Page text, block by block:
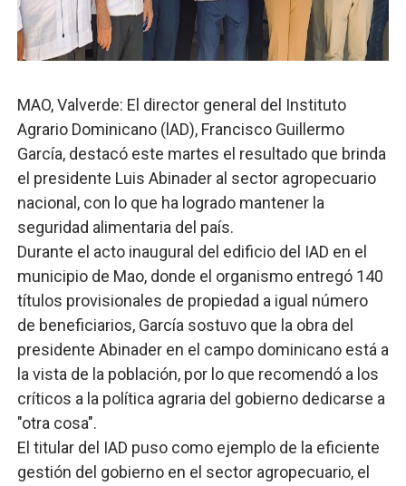
PRM escogerá este domingo su nueva cúpula
Candidato a presidente del Colegio de Notarios hace
Digecac realizará Primer Festival de Plantas 2026
Josefa Castillo: Liderazgo y Transformación Social al
Lee Ballester a los que se forman como agentes
MAO, Valverde: El director general del Instituto
Agrario Dominicano (lAD), Francisco Guillermo
García, destacó este martes el resultado que brinda
el presidente Luis Abinader al sector agropecuario
nacional, con lo que ha logrado mantener la
seguridad alimentaria del país.
Durante el acto inaugural del edificio del IAD en el
municipio de Mao, donde el organismo entregó 140
títulos provisionales de propiedad a igual número
de beneficiarios, García sostuvo que la obra del
presidente Abinader en el campo dominicano está a
la vista de la población, por lo que recomendó a los
críticos a la política agraria del gobierno dedicarse a
"otra cosa".
El titular del IAD puso como ejemplo de la eficiente
gestión del gobierno en el sector agropecuario, el